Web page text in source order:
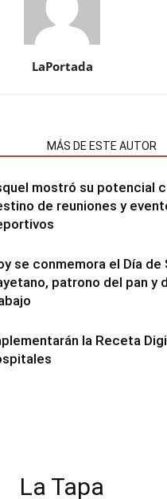
LaPortada
MÁS DE ESTE AUTOR
mostró su potencial
de reuniones y
se conmemora el Día de
patrono del pan y
la Receta
La Tapa